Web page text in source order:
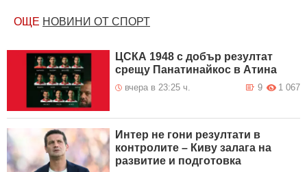
ОЩЕ НОВИНИ ОТ СПОРТ
ЦСКА 1948 с добър резултат
срещу Панатинайкос в Атина
вчера в 23:25 ч. 1 067
9
Интер не гони резултати в
контролите – Киву залага на
развитие и подготовка